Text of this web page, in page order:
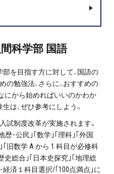
科学部 国語
を目指す方に対して、国語の
勉強法、さらに、おすすめの
にから始めればいいのかわか
は、ぜひ参考にしよう。
試制度改革が実施されます。
歴･公民｣｢数学｣｢理科｣｢外国
旧数学 A から 1 科目が必修科
史総合｣｢日本史探究｣｢地理総
済１科目選択/｢100点満点｣に